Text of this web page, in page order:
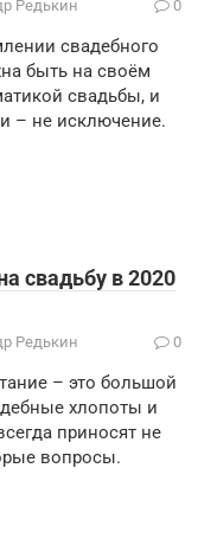
Редькин 0
свадебного
быть на своём
свадьбы, и
– не исключение.
свадьбу в 2020
Редькин 0
– это большой
хлопоты и
приносят не
вопросы.